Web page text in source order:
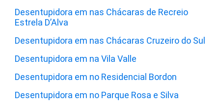
Desentupidora em nas Chácaras de Recreio
Estrela D’Alva
Desentupidora em nas Chácaras Cruzeiro do Sul
Desentupidora em na Vila Valle
Desentupidora em no Residencial Bordon
Desentupidora em no Parque Rosa e Silva